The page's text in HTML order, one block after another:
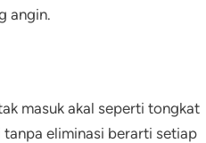
angin.
masuk akal seperti tongkat
eliminasi berarti setiap